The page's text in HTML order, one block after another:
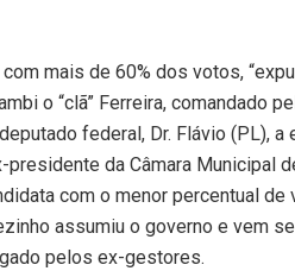
mais de 60% dos votos,
o “clã” Ferreira, comandado
federal, Dr. Flávio (PL), a
presidente da Câmara Municipal
com o menor percentual de
assumiu o governo e vem se
pelos ex-gestores.